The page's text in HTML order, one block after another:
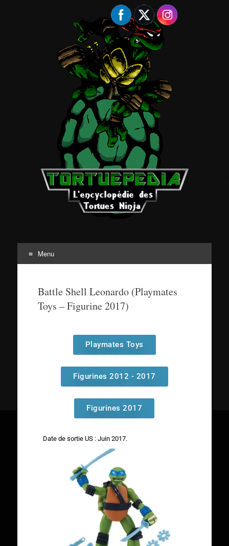
Menu
Battle Shell Leonardo (Playmates
Toys – Figurine 2017)
Playmates Toys
Figurines 2012 - 2017
Figurines 2017
Date de sortie US : Juin 2017.